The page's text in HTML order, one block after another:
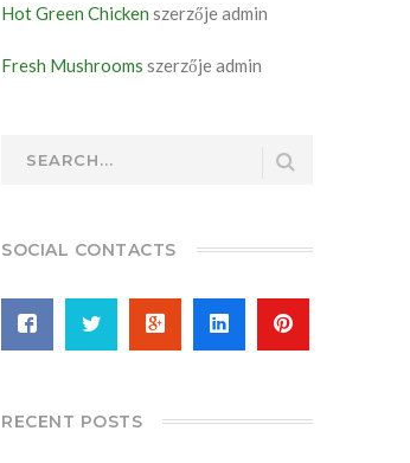
Hot Green Chicken szerzőjeadmin
Fresh Mushrooms szerzőjeadmin
SOCIAL CONTACTS
RECENT POSTS